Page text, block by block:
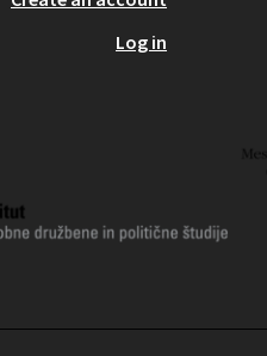
Log in